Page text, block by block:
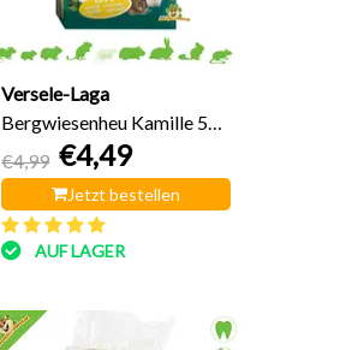
Versele-Laga
Bergwiesenheu Kamille 500
Gramm
€4,99 €4,49
Jetzt bestellen
AUF LAGER